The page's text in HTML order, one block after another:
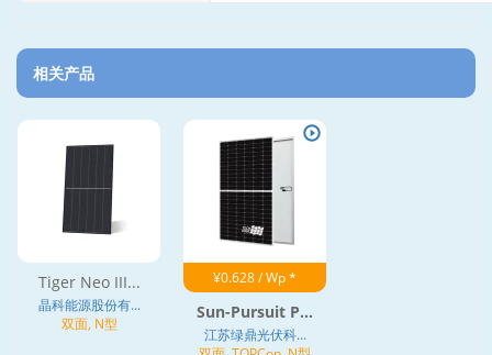
相关产品
Tiger Neo III...
晶科能源股份有...
双面, N型
¥0.628 / Wp *
Sun-Pursuit P...
江苏绿鼎光伏科...